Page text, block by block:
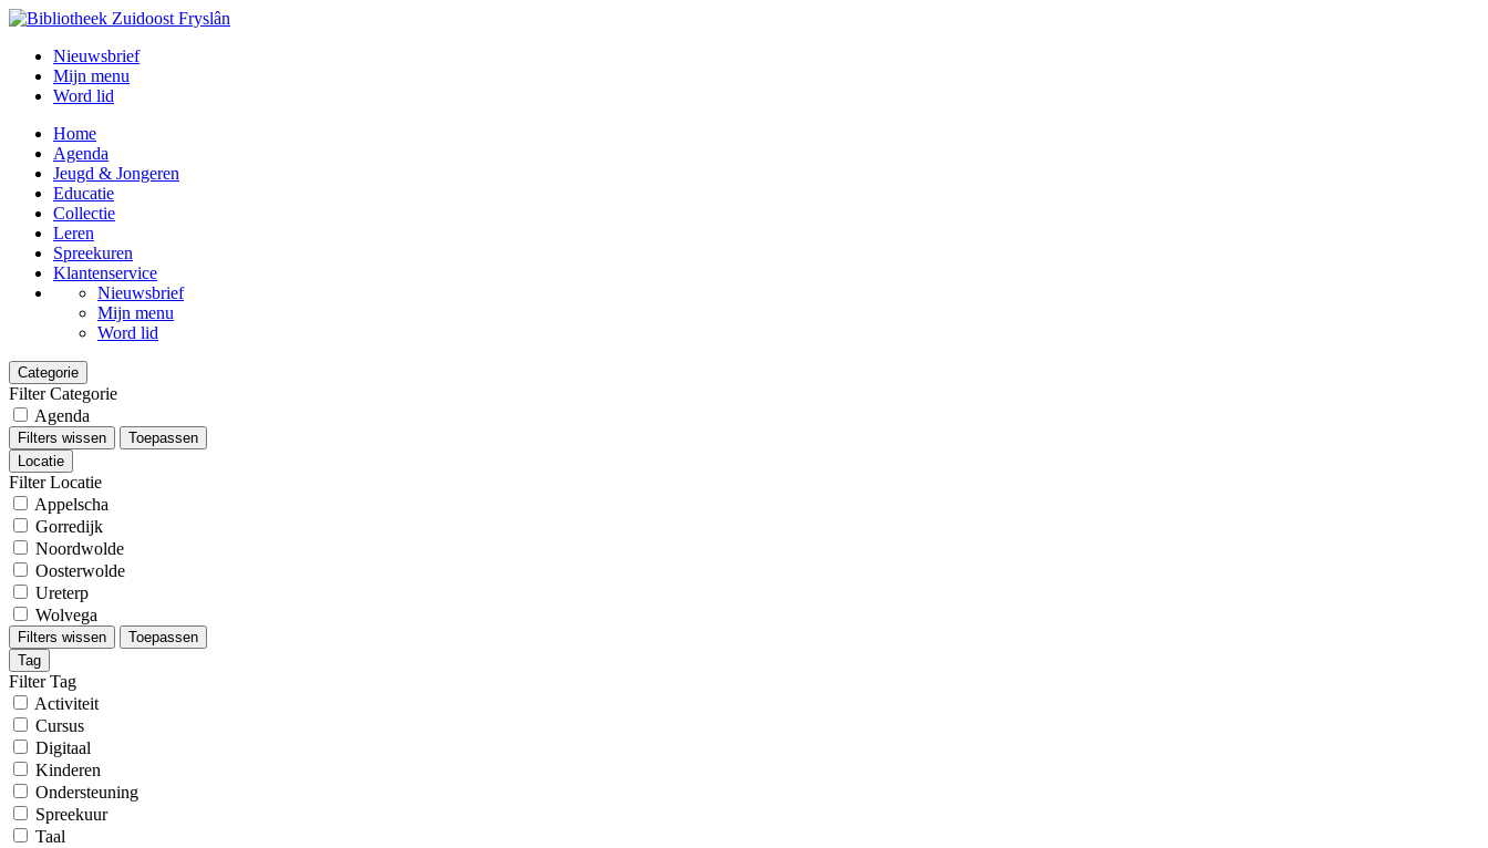
Nieuwsbrief
Mijn menu
Word lid
Home
Agenda
Jeugd & Jongeren
Educatie
Collectie
Leren
Spreekuren
Klantenservice
Nieuwsbrief
Mijn menu
Word lid
Categorie
Filter Categorie
Agenda
Filters wissen
Toepassen
Locatie
Filter Locatie
Appelscha
Gorredijk
Noordwolde
Oosterwolde
Ureterp
Wolvega
Filters wissen
Toepassen
Tag
Filter Tag
Activiteit
Cursus
Digitaal
Kinderen
Ondersteuning
Spreekuur
Taal